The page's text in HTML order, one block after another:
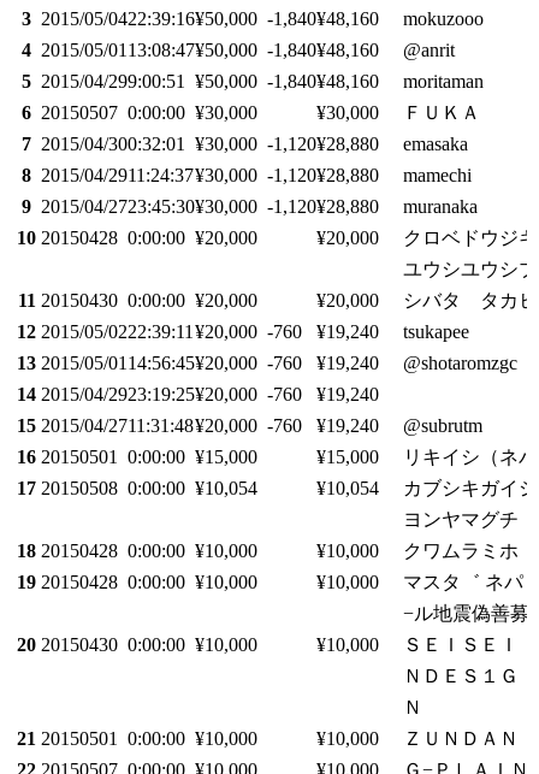
3 2015/05/0422:39:16¥50,000 -1,840¥48,160
mokuzooo
4 2015/05/01 13:08:47¥50,000 -1,840¥48,160
@anrit
5 2015/04/299:00:51 ¥50,000 -1,840¥48,160
moritaman
6 20150507 0:00:00 ¥30,000 ¥30,000
ＦＵＫＡ
7 2015/04/300:32:01 ¥30,000 -1,120¥28,880
emasaka
8 2015/04/2911:24:37¥30,000 -1,120¥28,880
mamechi
9 2015/04/2723:45:30¥30,000 -1,120¥28,880
muranaka
10 20150428 0:00:00 ¥20,000 ¥20,000
クロベドウジキ
ユウシユウシブ
11 20150430 0:00:00 ¥20,000 ¥20,000
シバタ タカ
12 2015/05/0222:39:11 ¥20,000 -760 ¥19,240
tsukapee
13 2015/05/01 14:56:45¥20,000 -760 ¥19,240
@shotaromzgc
14 2015/04/2923:19:25¥20,000 -760
¥19,240
15 2015/04/2711:31:48¥20,000 -760 ¥19,240
@subrutm
16 20150501 0:00:00 ¥15,000 ¥15,000
リキイシ（ネ
17 20150508 0:00:00 ¥10,054 ¥10,054
カブシキガイ
ヨンヤマグチ
18 20150428 0:00:00 ¥10,000 ¥10,000
クワムラミホ
19 20150428 0:00:00 ¥10,000 ¥10,000
マスタ゛ ネパ
−ル地震偽善募
20 20150430 0:00:00 ¥10,000 ¥10,000
ＳＥＩＳＥＩ
ＮＤＥＳ１Ｇ
Ｎ
21 20150501 0:00:00 ¥10,000 ¥10,000
ＺＵＮＤＡＮ